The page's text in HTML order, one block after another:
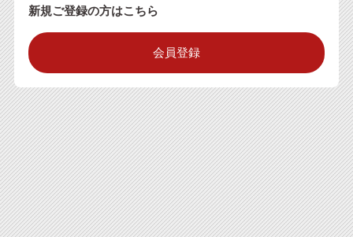
新規ご登録の方はこちら
会員登録